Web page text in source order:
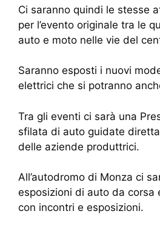
Ci saranno quindi le stesse
per l’evento originale tra le
auto e moto nelle vie del
Saranno esposti i nuovi
elettrici che si potranno
Tra gli eventi ci sarà una
sfilata di auto guidate
delle aziende produttrici.
All’autodromo di Monza ci
esposizioni di auto da corsa
con incontri e esposizioni.